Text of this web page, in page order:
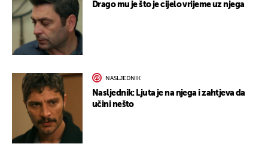
Drago mu je što je cijelo vrijeme uz njega
NASLJEDNIK
Nasljednik: Ljuta je na njega i zahtjeva da
učini nešto